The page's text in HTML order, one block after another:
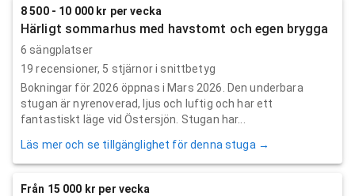
8 500 - 10 000 kr per vecka
Härligt sommarhus med havstomt och egen brygga
6 sängplatser
19 recensioner, 5 stjärnor i snittbetyg
Bokningar för 2026 öppnas i Mars 2026. Den underbara
stugan är nyrenoverad, ljus och luftig och har ett
fantastiskt läge vid Östersjön. Stugan har...
Läs mer och se tillgänglighet för denna stuga →
Från 15 000 kr per vecka